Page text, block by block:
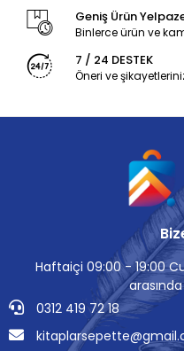
Geniş Ürün
Binlerce ürün ve
7 / 24 DESTEK
Öneri ve
Haftaiçi 09:00 - 19:00
0312 419 72 18